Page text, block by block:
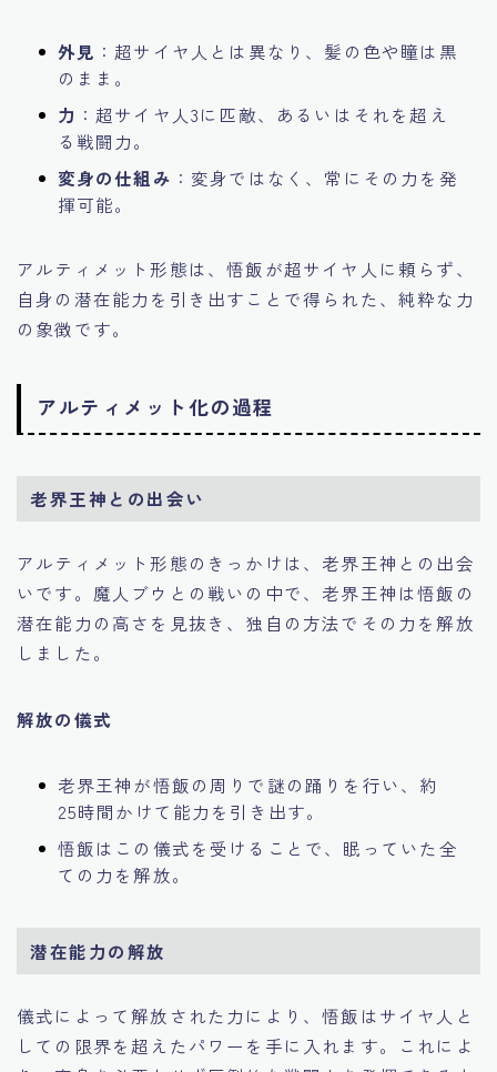
外見 ：超サイヤ人とは異なり、髪の色や瞳は黒
のまま。
力 ：超サイヤ人3に匹敵、あるいはそれを超え
る戦闘力。
変身の仕組み ：変身ではなく、常にその力を発
揮可能。
アルティメット形態は、悟飯が超サイヤ人に頼らず、
自身の潜在能力を引き出すことで得られた、純粋な力
の象徴です。
アルティメット化の過程
老界王神との出会い
アルティメット形態のきっかけは、老界王神との出会
いです。魔人ブウとの戦いの中で、老界王神は悟飯の
潜在能力の高さを見抜き、独自の方法でその力を解放
しました。
解放の儀式
老界王神が悟飯の周りで謎の踊りを行い、約
25時間かけて能力を引き出す。
悟飯はこの儀式を受けることで、眠っていた全
ての力を解放。
潜在能力の解放
儀式によって解放された力により、悟飯はサイヤ人と
しての限界を超えたパワーを手に入れます。これによ